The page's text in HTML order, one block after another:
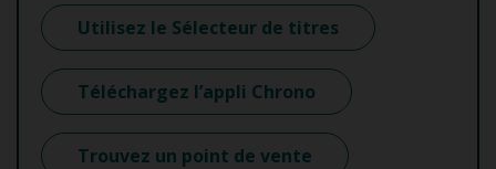
Utilisez le Sélecteur de titres
Téléchargez l’appli Chrono
Trouvez un point de vente